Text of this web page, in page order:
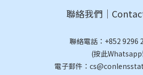
聯絡我們｜
聯絡電話： +852 9296
(按此Whatsapp
電子郵件：